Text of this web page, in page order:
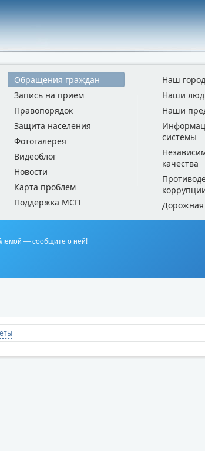
Обращения граждан
Запись на прием
Правопорядок
Защита населения
Фотогалерея
Видеоблог
Новости
Карта проблем
Поддержка МСП
Наш город
Наши
Наши
системы
качества
Дорожная
— сообщите о ней!